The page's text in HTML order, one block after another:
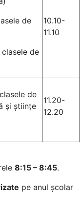
de
de
10.10-
11.10
de
și științe
11.20-
12.20
8:15 – 8:45.
pe anul școlar